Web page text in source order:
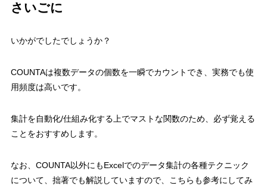
さいごに
いかがでしたでしょうか？
COUNTAは複数データの個数を一瞬でカウントでき、実務でも使
用頻度は高いです。
集計を自動化/仕組み化する上でマストな関数のため、必ず覚える
ことをおすすめします。
なお、COUNTA以外にもExcelでのデータ集計の各種テクニック
について、拙著でも解説していますので、こちらも参考にしてみ